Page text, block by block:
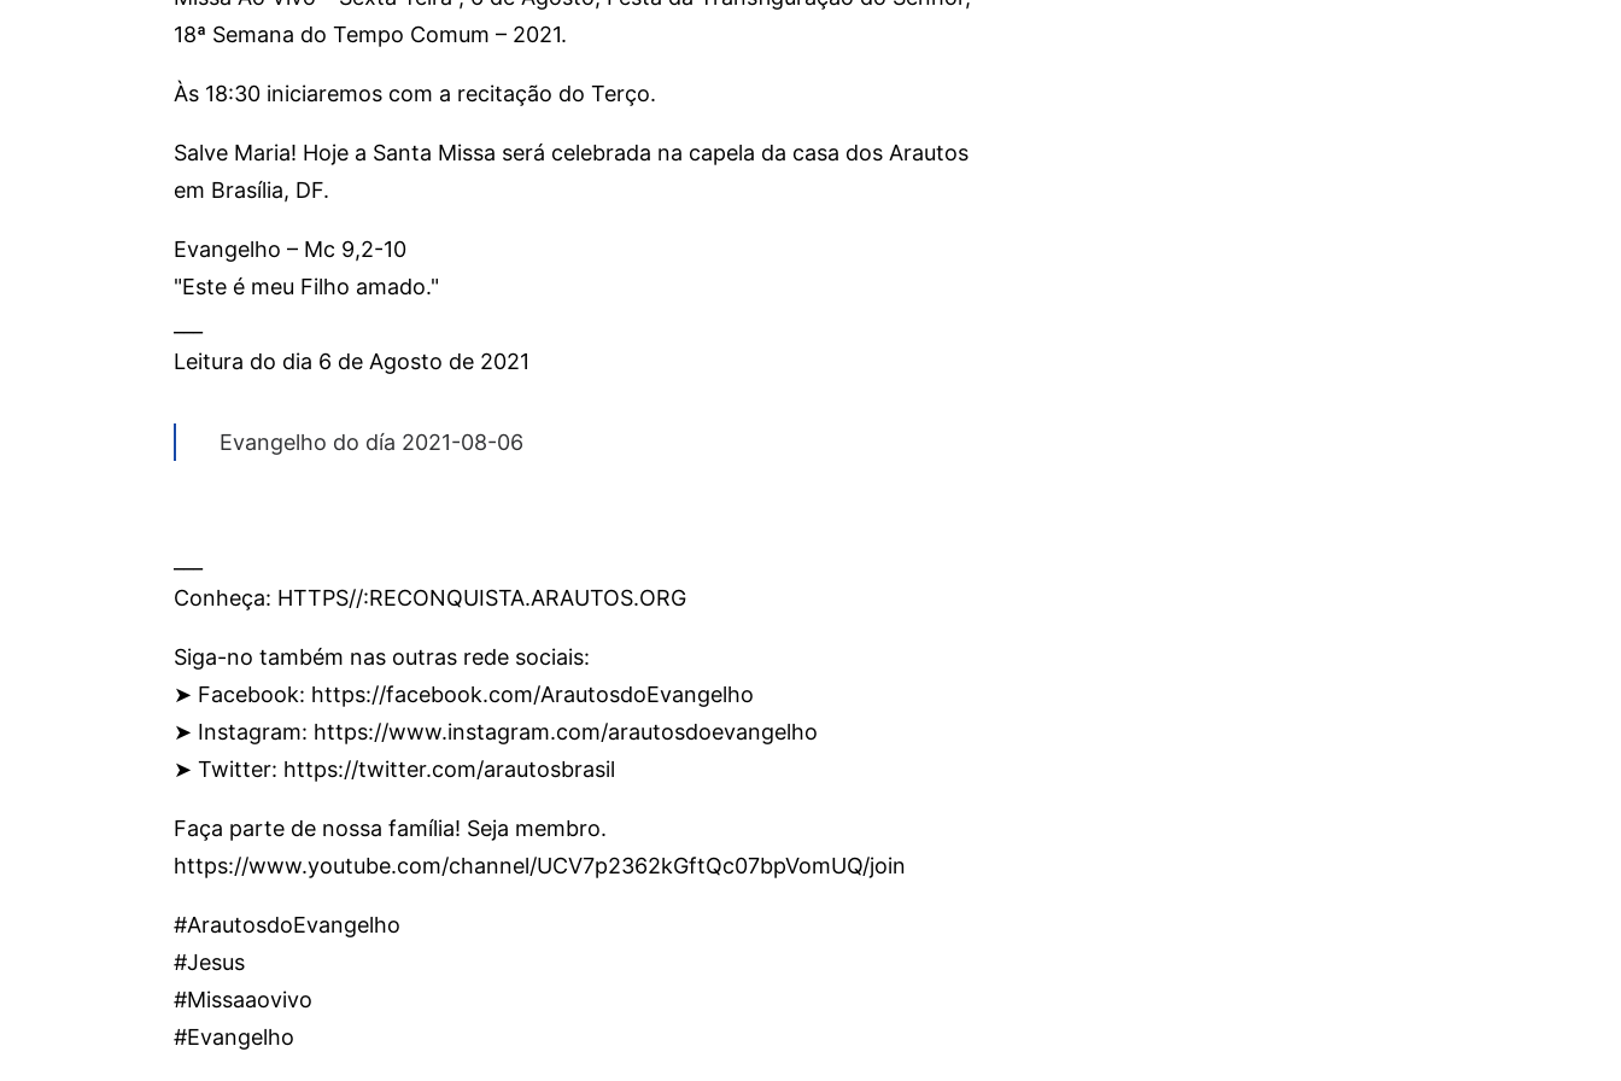
18ª Semana do Tempo Comum – 2021.
Às 18:30 iniciaremos com a recitação do Terço.
Salve Maria! Hoje a Santa Missa será celebrada na capela da casa dos Arautos
em Brasília, DF.
Evangelho – Mc 9,2-10
"Este é meu Filho amado."
Leitura do dia 6 de Agosto de 2021
Evangelho do día 2021-08-06
Conheça: HTTPS//:RECONQUISTA.ARAUTOS.ORG
Siga-no também nas outras rede sociais:
➤ Facebook: https://facebook.com/ArautosdoEvangelho
➤ Instagram: https://www.instagram.com/arautosdoevangelho
➤ Twitter: https://twitter.com/arautosbrasil
Faça parte de nossa família! Seja membro.
https://www.youtube.com/channel/UCV7p2362kGftQc07bpVomUQ/join
#ArautosdoEvangelho
#Jesus
#Missaaovivo
#Evangelho